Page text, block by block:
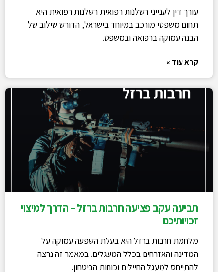
עורך דין לענייני רשלנות רפואית רשלנות רפואית היא
תחום משפטי מורכב במיוחד בישראל, הדורש שילוב של
הבנה עמוקה ברפואה ובמשפט.
קרא עוד »
תביעה עקב פציעה חרבות ברזל – הדרך למיצוי
זכויותיכם
מלחמת חרבות ברזל היא בעלת השפעה עמוקה על
המדינה והאזרחים בכלל המעגלים. במאמר זה נרצה
להתייחס למעגל החיילים וכוחות הביטחון.